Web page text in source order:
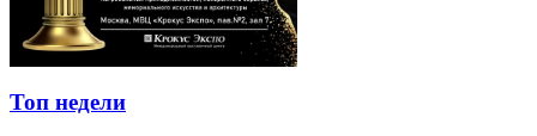
Топ недели